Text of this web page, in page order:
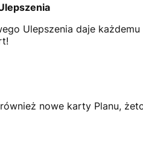
Ulepszenia daje
nowe karty Planu,